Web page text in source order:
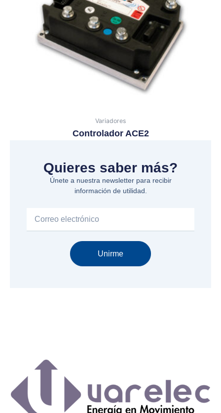
Variadores
Controlador ACE2
Quieres saber más?
Únete a nuestra newsletter para recibir
información de utilidad.
Unirme